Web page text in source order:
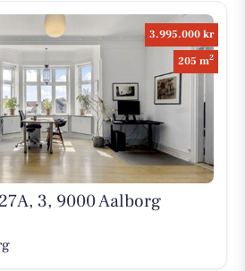
3.995.000 kr
205 m2
3, 9000 Aalborg